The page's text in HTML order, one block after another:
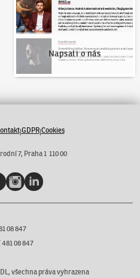
Napsali o nás
|GDPR|Cookies
7, Praha 1 110 00
InstagramLinkedIn
08 847
481 08 847
všechna práva vyhrazena